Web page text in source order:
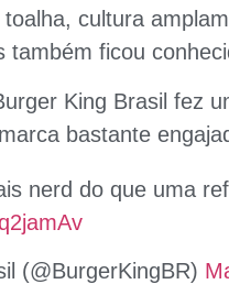
cultura
também ficou
King Brasil fez
bastante
nerd do que uma
(@BurgerKingBR)